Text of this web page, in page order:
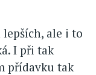
ale i to
I při tak
přídavku tak